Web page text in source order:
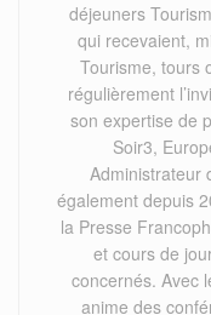
déjeuners
qui recevaient,
Tourisme, tours
régulièrement
son expertise de
Soir3,
Administrateur
également depuis
la Presse
et cours de
concernés. Avec
anime des